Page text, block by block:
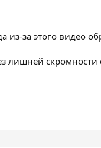
за этого видео
лишней скромности